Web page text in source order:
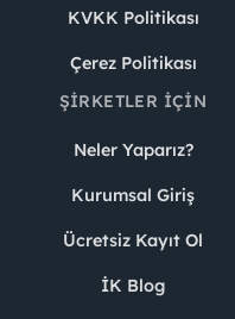
KVKK Politikası
Çerez Politikası
ŞIRKETLER İÇIN
Neler Yaparız?
Kurumsal Giriş
Ücretsiz Kayıt Ol
İK Blog